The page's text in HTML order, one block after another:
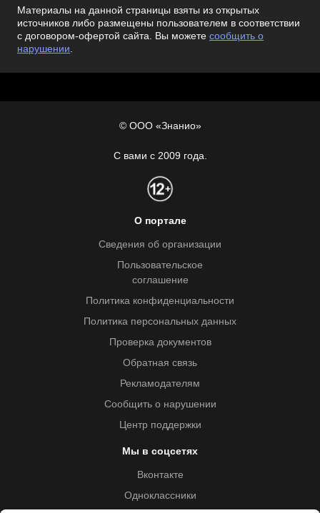
Материалы на данной страницы взяты из открытых
источников либо размещены пользователем в соответствии
с договором-офертой сайта. Вы можете сообщить о
нарушении.
© ООО «Знанио»
С вами с 2009 года.
О портале
Сведения об организации
Пользовательское
соглашение
Политика конфиденциальности
Политика персональных данных
Проверка документов
Обратная связь
Рекламодателям
Сообщить о нарушении
Центр поддержки
Мы в соцсетях
Вконтакте
Одноклассники